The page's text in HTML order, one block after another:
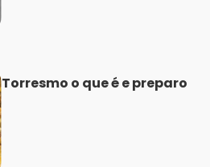
Torresmo o que é e preparo